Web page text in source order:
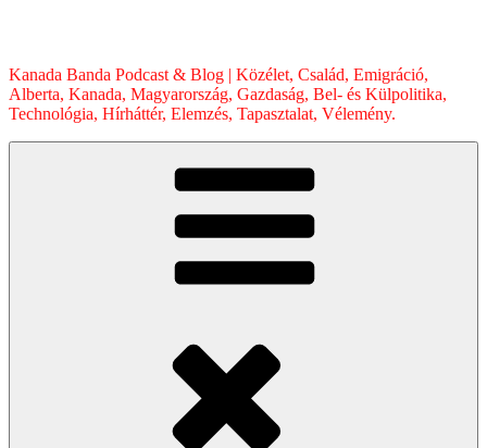
Kanada Banda Podcast & Blog | Közélet, Család, Emigráció,
Alberta, Kanada, Magyarország, Gazdaság, Bel- és Külpolitika,
Technológia, Hírháttér, Elemzés, Tapasztalat, Vélemény.